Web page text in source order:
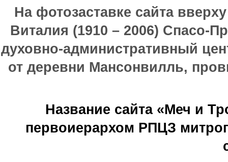
На фотозаставке сайта
Виталия (1910 – 2006) Спасо-
духовно-административный
от деревни Мансонвилль,
Название сайта «Меч и
первоиерархом РПЦЗ